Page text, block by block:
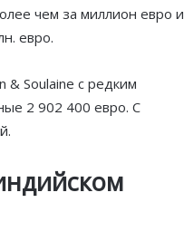
чем за миллион евро и
евро.
& Soulaine с редким
2 902 400 евро. С